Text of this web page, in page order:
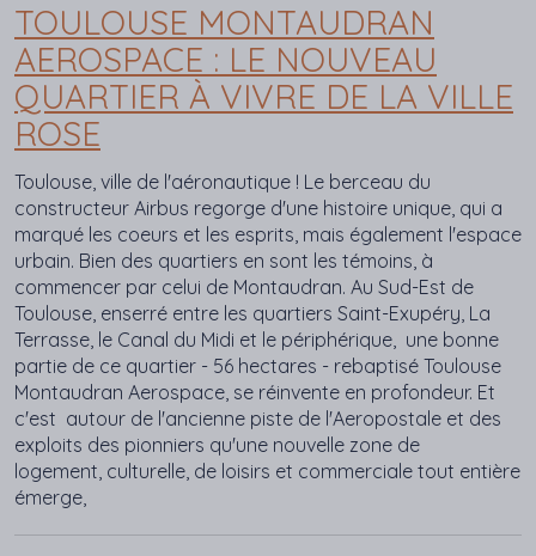
TOULOUSE MONTAUDRAN
AEROSPACE : LE NOUVEAU
QUARTIER À VIVRE DE LA VILLE
ROSE
Toulouse, ville de l'aéronautique ! Le berceau du
constructeur Airbus regorge d'une histoire unique, qui a
marqué les coeurs et les esprits, mais également l'espace
urbain. Bien des quartiers en sont les témoins, à
commencer par celui de Montaudran. Au Sud-Est de
Toulouse, enserré entre les quartiers Saint-Exupéry, La
Terrasse, le Canal du Midi et le périphérique, une bonne
partie de ce quartier - 56 hectares - rebaptisé Toulouse
Montaudran Aerospace, se réinvente en profondeur. Et
c'est autour de l'ancienne piste de l'Aeropostale et des
exploits des pionniers qu'une nouvelle zone de
logement, culturelle, de loisirs et commerciale tout entière
émerge,